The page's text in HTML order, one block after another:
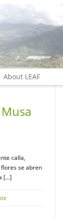
About LEAF
calla,
flores se abren
[…]